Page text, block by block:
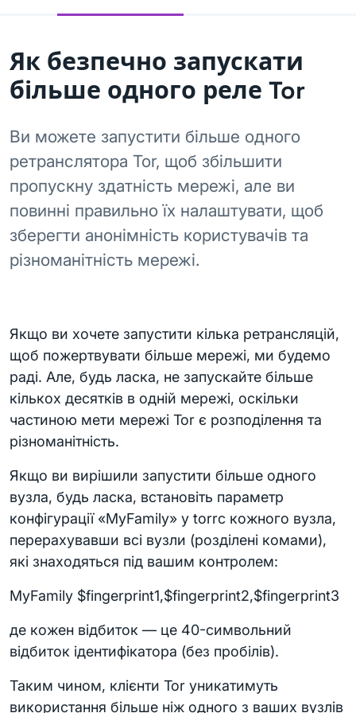
Як безпечно запускати
більше одного реле Tor
Ви можете запустити більше одного
ретранслятора Tor, щоб збільшити
пропускну здатність мережі, але ви
повинні правильно їх налаштувати, щоб
зберегти анонімність користувачів та
різноманітність мережі.
Якщо ви хочете запустити кілька ретрансляцій,
щоб пожертвувати більше мережі, ми будемо
раді. Але, будь ласка, не запускайте більше
кількох десятків в одній мережі, оскільки
частиною мети мережі Tor є розподілення та
різноманітність.
Якщо ви вирішили запустити більше одного
вузла, будь ласка, встановіть параметр
конфігурації «MyFamily» у torrc кожного вузла,
перерахувавши всі вузли (розділені комами),
які знаходяться під вашим контролем:
MyFamily $fingerprint1,$fingerprint2,$fingerprint3
де кожен відбиток — це 40-символьний
відбиток ідентифікатора (без пробілів).
Таким чином, клієнти Tor уникатимуть
використання більше ніж одного з ваших вузлів